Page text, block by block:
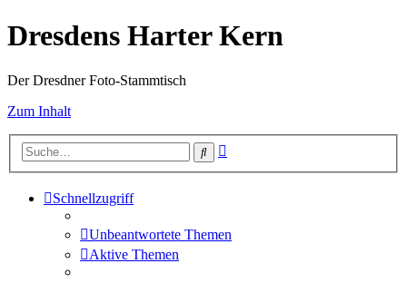
Dresdens Harter Kern
Der Dresdner Foto-Stammtisch
Zum Inhalt
Suche
Schnellzugriff
Unbeantwortete Themen
Aktive Themen